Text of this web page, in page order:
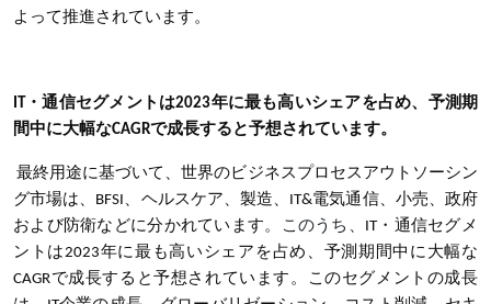
よって推進されています。
IT・通信セグメントは2023年に最も高いシェアを占め、予測期
間中に大幅なCAGRで成長すると予想されています。
最終用途に基づいて、世界のビジネスプロセスアウトソーシン
グ市場は、BFSI、ヘルスケア、製造、IT&電気通信、小売、政府
および防衛などに分かれています。このうち、 IT・通信セグメ
ントは2023年に最も高いシェアを占め、予測期間中に大幅な
CAGRで成長すると予想されています。このセグメントの成長